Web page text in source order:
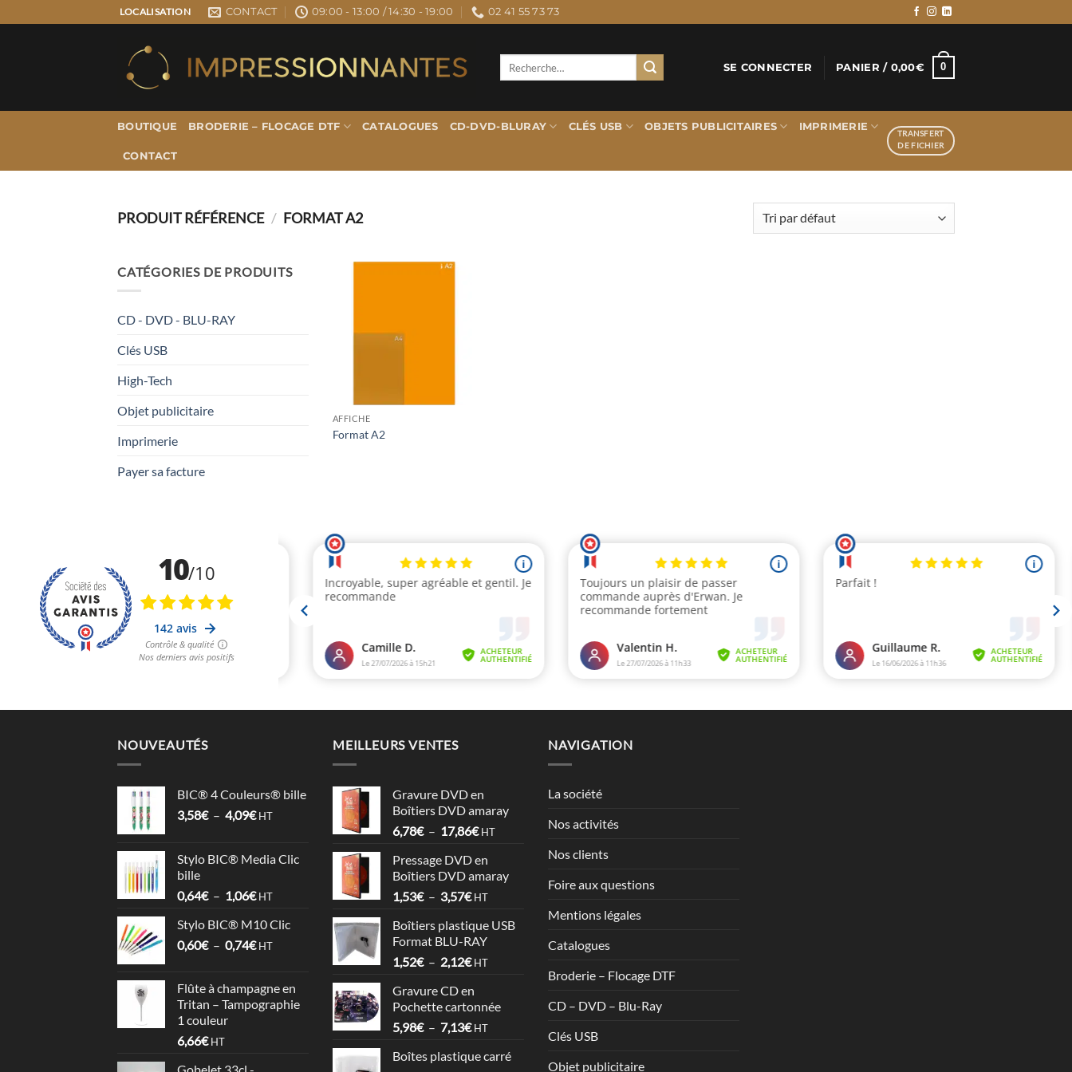
au
LOCALISATION CONTACT 09:00 - 13:00 / 14:30 - 19:00 02 41 55 73 73
SE CONNECTER PANIER / 0,00€ 0
BOUTIQUE BRODERIE – FLOCAGE DTF CATALOGUES CD-DVD-BLURAY CLÉS USB OBJETS PUBLICITAIRES IMPRIMERIE
CONTACT
TRANSFERT
DE FICHIER
PRODUIT RÉFÉRENCE / FORMAT A2
CATÉGORIES DE PRODUITS
CD - DVD - BLU-RAY
Clés USB
High-Tech
Objet publicitaire
Imprimerie
Payer sa facture
AFFICHE
Format A2
NOUVEAUTÉS
BIC® 4 Couleurs® bille
3,58€ – 4,09€Plage
3,58€
4,09€
HT
Stylo BIC® Media Clic
bille
0,64€ – 1,06€Plage
prix :
0,64€
HT
Stylo BIC® M10 Clic
0,60€ – 0,74€Plage
0,60€
à
HT
Flûte à champagne en
Tritan – Tampographie
1 couleur
6,66€ HT
MEILLEURS VENTES
Gravure DVD en
Boîtiers DVD amaray
6,78€ – 17,86€Plage
prix :
6,78€
à
HT
Pressage DVD en
Boîtiers DVD amaray
1,53€ – 3,57€Plage
prix :
1,53€
à
HT
Boîtiers plastique USB
Format BLU-RAY
1,52€ – 2,12€Plage
prix :
1,52€
à
HT
Gravure CD en
Pochette cartonnée
5,98€ – 7,13€Plage
prix :
HT
Boîtes plastique carré
NAVIGATION
La société
Nos activités
Nos clients
Foire aux questions
Mentions légales
Catalogues
Broderie – Flocage DTF
CD – DVD – Blu-Ray
Clés USB
Objet publicitaire